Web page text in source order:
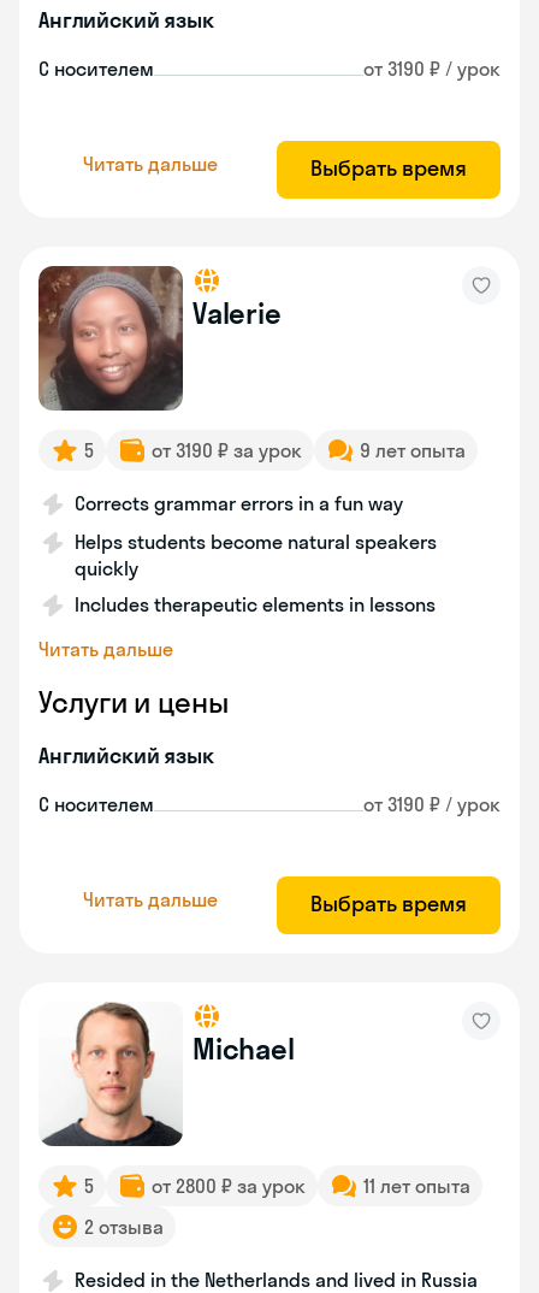
Английский язык
С носителем от 3190 ₽ / урок
Читать дальше Выбрать время
Valerie
5 от 3190 ₽ за урок 9 лет опыта
Corrects grammar errors in a fun way
Helps students become natural speakers
quickly
Includes therapeutic elements in lessons
Читать дальше
Услуги и цены
Английский язык
С носителем от 3190 ₽ / урок
Читать дальше Выбрать время
Michael
5 от 2800 ₽ за урок
11 лет опыта
2 отзыва
Resided in the Netherlands and lived in Russia